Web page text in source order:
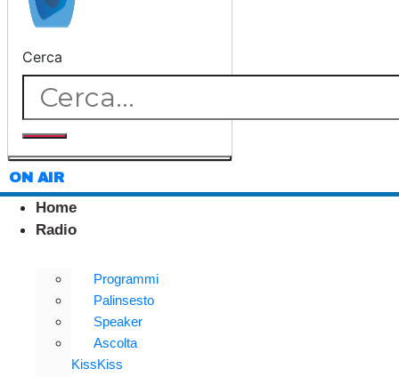
Cerca
ON AIR
Home
Radio
Programmi
Palinsesto
Speaker
Ascolta
KissKiss